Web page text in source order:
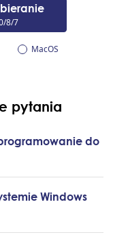
8/7
MacOS
pytania
do
Windows